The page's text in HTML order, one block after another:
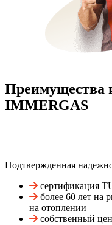
Преимущества
IMMERGAS
Подтвержденная
сертификация
более 60 лет на
на отоплении
собственный